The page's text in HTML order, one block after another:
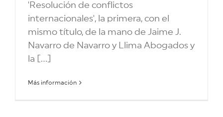
'Resolución de conflictos
internacionales', la primera, con el
mismo título, de la mano de Jaime J.
Navarro de Navarro y Llima Abogados y
la [...]
Más información